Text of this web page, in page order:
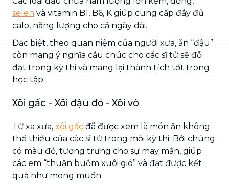
selen và vitamin B1, B6, K giúp cung cấp đầy đủ
calo, năng lượng cho cả ngày dài.
Đặc biệt, theo quan niệm của người xưa, ăn “đậu”
còn mang ý nghĩa cầu chúc cho các sĩ tử sẽ đỗ
đạt trong kỳ thi và mang lại thành tích tốt trong
học tập.
Xôi gấc - Xôi đậu đỏ - Xôi vò
Từ xa xưa, xôi gấc đã được xem là món ăn không
thể thiếu của các sĩ tử trong mỗi kỳ thi. Bởi chúng
có màu đỏ, tượng trưng cho sự may mắn, giúp
các em “thuận buồm xuôi gió” và đạt được kết
quả như mong muốn.